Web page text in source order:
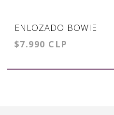
ENLOZADO BOWIE
$7.990 CLP